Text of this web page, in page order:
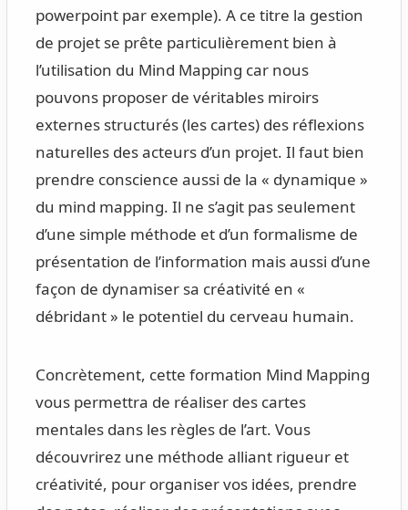
powerpoint par exemple). A ce titre la gestion
de projet se prête particulièrement bien à
l’utilisation du Mind Mapping car nous
pouvons proposer de véritables miroirs
externes structurés (les cartes) des réflexions
naturelles des acteurs d’un projet. Il faut bien
prendre conscience aussi de la « dynamique »
du mind mapping. Il ne s’agit pas seulement
d’une simple méthode et d’un formalisme de
présentation de l’information mais aussi d’une
façon de dynamiser sa créativité en «
débridant » le potentiel du cerveau humain.
Concrètement, cette formation Mind Mapping
vous permettra de réaliser des cartes
mentales dans les règles de l’art. Vous
découvrirez une méthode alliant rigueur et
créativité, pour organiser vos idées, prendre